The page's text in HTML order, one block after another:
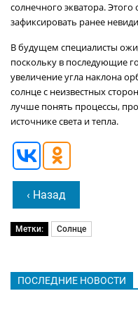
солнечного экватора.
зафиксировать ранее
В будущем специалисты
поскольку в последующие
увеличение угла наклона
солнце с неизвестных
лучше понять процессы,
источнике света и тепла.
‹ Назад
Метки: Солнце
ПОСЛЕДНИЕ НОВОСТИ